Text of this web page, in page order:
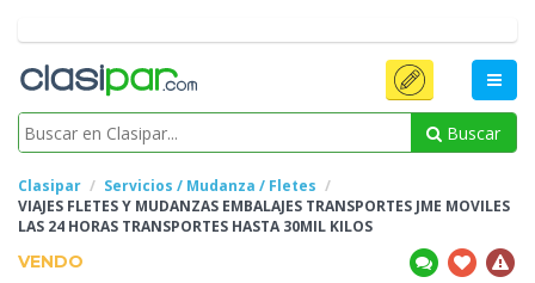
Buscar
Clasipar
Servicios / Mudanza / Fletes
VIAJES FLETES Y MUDANZAS EMBALAJES TRANSPORTES JME MOVILES
LAS 24 HORAS TRANSPORTES HASTA 30MIL KILOS
VENDO